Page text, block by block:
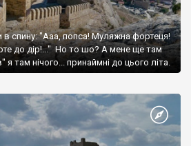
в спину: "Ааа, попса! Муляжна фортеця!
до дір!..." Но то шо? А мене ще там
я там нічого... принаймні до цього літа.